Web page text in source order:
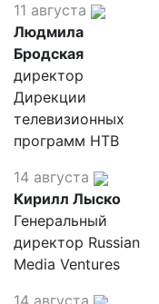
11 августа
Людмила
Бродская
директор
Дирекции
телевизионных
программ НТВ
14 августа
Кирилл Лыско
Генеральный
директор Russian
Media Ventures
14 августа